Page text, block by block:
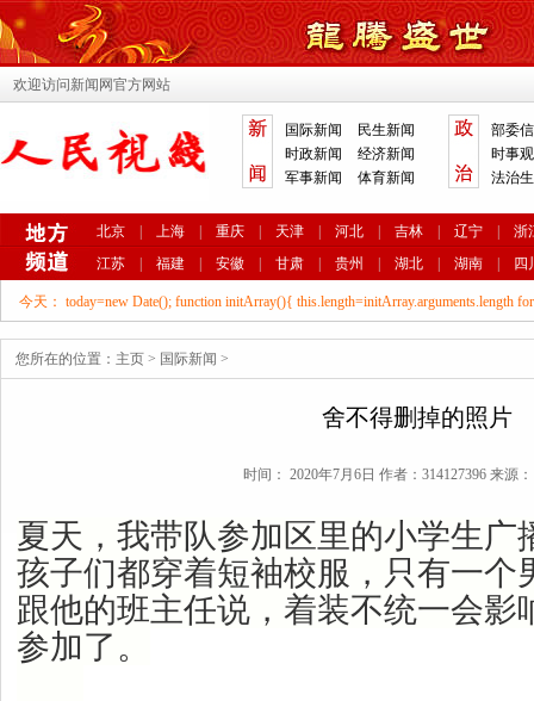
欢迎访问新闻网官方网站
国际新闻
民生新闻
时政新闻
经济新闻
军事新闻
体育新闻
部委
时事
法治
北京 上海 重庆 天津 河北 吉林 辽宁
浙
江苏
福建 安徽 甘肃 贵州 湖北 湖南 四
今天： today=new Date(); function initArray(){ this.length=initArray.arguments.length
您所在的位置： 主页 > 国际新闻 >
舍不得删掉的照片
时间： 2020年7月6日 作者：314127396 来源
夏天，我带队参加区里的小学生广
孩子们都穿着短袖校服，只有一个
跟他的班主任说，着装不统一会影
参加了。